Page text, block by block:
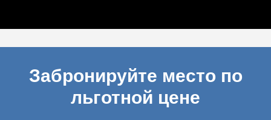
Забронируйте место по
льготной цене